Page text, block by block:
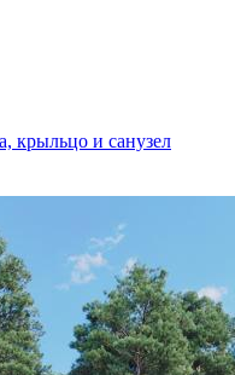
крыльцо и санузел